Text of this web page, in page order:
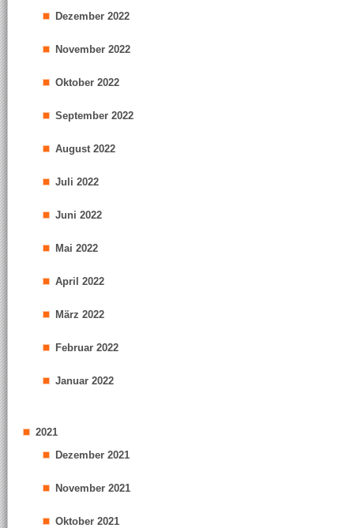
Dezember 2022
November 2022
Oktober 2022
September 2022
August 2022
Juli 2022
Juni 2022
Mai 2022
April 2022
März 2022
Februar 2022
Januar 2022
2021
Dezember 2021
November 2021
Oktober 2021